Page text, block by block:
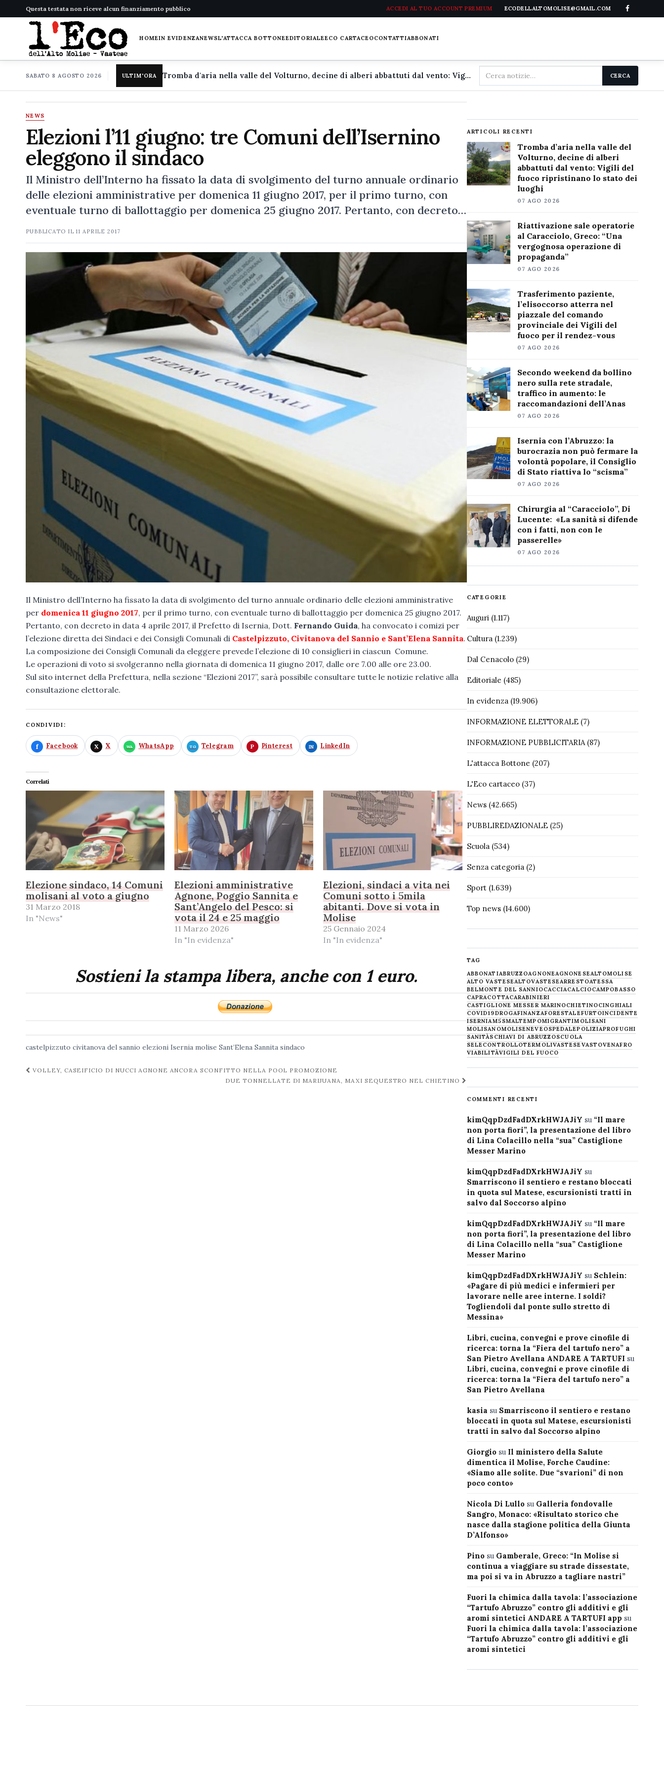
Questa testata non riceve alcun finanziamento pubblico ACCEDI AL TUO ACCOUNT PREMIUM ECODELLALTOMOLISE@GMAIL.COM
HOMEIN EVIDENZANEWSL'ATTACCA BOTTONEEDITORIALEECO CARTACEOCONTATTIABBONATI
SABATO 8 AGOSTO 2026 ULTIM'ORA Tromba d'aria nella valle del Volturno, decine di alberi abbattuti dal vento: Vigili del fuoco ripristinano lo stato dei luoghi
Cerca
nel
CERCA
NEWS
Elezioni l’11 giugno: tre Comuni dell’Isernino
eleggono il sindaco
Il Ministro dell’Interno ha fissato la data di svolgimento del turno annuale ordinario
delle elezioni amministrative per domenica 11 giugno 2017, per il primo turno, con
eventuale turno di ballottaggio per domenica 25 giugno 2017. Pertanto, con decreto…
PUBBLICATO IL11 APRILE 2017
Il Ministro dell’Interno ha fissato la data di svolgimento del turno annuale ordinario delle elezioni amministrative
per domenica 11 giugno 2017, per il primo turno, con eventuale turno di ballottaggio per domenica 25 giugno 2017.
Pertanto, con decreto in data 4 aprile 2017, il Prefetto di Isernia, Dott. Fernando Guida, ha convocato i comizi per
l’elezione diretta dei Sindaci e dei Consigli Comunali di Castelpizzuto, Civitanova del Sannio e Sant’Elena Sannita.
La composizione dei Consigli Comunali da eleggere prevede l’elezione di 10 consiglieri in ciascun Comune.
Le operazioni di voto si svolgeranno nella giornata di domenica 11 giugno 2017, dalle ore 7.00 alle ore 23.00.
Sul sito internet della Prefettura, nella sezione “Elezioni 2017”, sarà possibile consultare tutte le notizie relative alla
consultazione elettorale.
CONDIVIDI:
Facebook X WhatsApp Telegram Pinterest LinkedIn
Correlati
Elezione sindaco, 14 Comuni
molisani al voto a giugno
31 Marzo 2018
In "News"
Elezioni amministrative
Agnone, Poggio Sannita e
Sant’Angelo del Pesco: si
vota il 24 e 25 maggio
11 Marzo 2026
In "In evidenza"
Elezioni, sindaci a vita nei
Comuni sotto i 5mila
abitanti. Dove si vota in
Molise
25 Gennaio 2024
In "In evidenza"
Sostieni la stampa libera, anche con 1 euro.
castelpizzuto civitanova del sannio elezioni Isernia molise Sant’Elena Sannita sindaco
Navigazione
VOLLEY, CASEIFICIO DI NUCCI AGNONE ANCORA SCONFITTO NELLA POOL PROMOZIONE
DUE TONNELLATE DI MARIJUANA, MAXI SEQUESTRO NEL CHIETINO
ARTICOLI RECENTI
Tromba d’aria nella valle del
Volturno, decine di alberi
abbattuti dal vento: Vigili del
fuoco ripristinano lo stato dei
luoghi
07 AGO 2026
Riattivazione sale operatorie
al Caracciolo, Greco: “Una
vergognosa operazione di
propaganda”
07 AGO 2026
Trasferimento paziente,
l’elisoccorso atterra nel
piazzale del comando
provinciale dei Vigili del
fuoco per il rendez-vous
07 AGO 2026
Secondo weekend da bollino
nero sulla rete stradale,
traffico in aumento: le
raccomandazioni dell’Anas
07 AGO 2026
Isernia con l’Abruzzo: la
burocrazia non può fermare la
volontà popolare, il Consiglio
di Stato riattiva lo “scisma”
07 AGO 2026
Chirurgia al “Caracciolo”, Di
Lucente: «La sanità si difende
con i fatti, non con le
passerelle»
07 AGO 2026
CATEGORIE
Auguri(1.117)
Cultura(1.239)
Dal Cenacolo(29)
Editoriale (485)
In evidenza(19.906)
INFORMAZIONE ELETTORALE(7)
INFORMAZIONE PUBBLICITARIA(87)
L'attacca Bottone (207)
L'Eco cartaceo(37)
News(42.665)
PUBBLIREDAZIONALE(25)
Scuola(534)
Senza categoria(2)
Sport(1.639)
Top news(14.600)
TAG
ABBONATIABRUZZOAGNONEAGNONESEALTOMOLISE
ALTO VASTESEALTOVASTESEARRESTOATESSA
BELMONTE DEL SANNIOCACCIACALCIOCAMPOBASSO
CAPRACOTTACARABINIERI
CASTIGLIONE MESSER MARINOCHIETINOCINGHIALI
COVID19DROGAFINANZAFORESTALEFURTOINCIDENTE
ISERNIAM5SMALTEMPOMIGRANTIMOLISANI
MOLISANOMOLISENEVE OSPEDALEPOLIZIAPROFUGHI
SANITÀSCHIAVI DI ABRUZZOSCUOLA
SELECONTROLLOTERMOLIVASTESE VASTOVENAFRO
VIABILITÀVIGILI DEL FUOCO
COMMENTI RECENTI
kimQqpDzdFadDXrkHWJAJiY su “Il mare
non porta fiori”, la presentazione del libro
di Lina Colacillo nella “sua” Castiglione
Messer Marino
kimQqpDzdFadDXrkHWJAJiY su
Smarriscono il sentiero e restano bloccati
in quota sul Matese, escursionisti tratti in
salvo dal Soccorso alpino
kimQqpDzdFadDXrkHWJAJiY su “Il mare
non porta fiori”, la presentazione del libro
di Lina Colacillo nella “sua” Castiglione
Messer Marino
kimQqpDzdFadDXrkHWJAJiY su Schlein:
«Pagare di più medici e infermieri per
lavorare nelle aree interne. I soldi?
Togliendoli dal ponte sullo stretto di
Messina»
Libri, cucina, convegni e prove cinofile di
ricerca: torna la “Fiera del tartufo nero” a
San Pietro Avellana ANDARE A TARTUFI su
Libri, cucina, convegni e prove cinofile di
ricerca: torna la “Fiera del tartufo nero” a
San Pietro Avellana
kasia su Smarriscono il sentiero e restano
bloccati in quota sul Matese, escursionisti
tratti in salvo dal Soccorso alpino
Giorgiosu Il ministero della Salute
dimentica il Molise, Forche Caudine:
«Siamo alle solite. Due “svarioni” di non
poco conto»
Nicola Di Lullosu Galleria fondovalle
Sangro, Monaco: «Risultato storico che
nasce dalla stagione politica della Giunta
D’Alfonso»
Pinosu Gamberale, Greco: “In Molise si
continua a viaggiare su strade dissestate,
ma poi si va in Abruzzo a tagliare nastri”
Fuori la chimica dalla tavola: l’associazione
“Tartufo Abruzzo” contro gli additivi e gli
aromi sintetici ANDARE A TARTUFI app su
Fuori la chimica dalla tavola: l’associazione
“Tartufo Abruzzo” contro gli additivi e gli
aromi sintetici